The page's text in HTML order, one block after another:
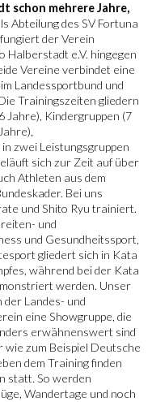
schon mehrere Jahre,
Abteilung des SV Fortuna
der Verein
Halberstadt e.V. hingegen
Vereine verbindet eine
Landessportbund und
Trainingszeiten gliedern
Jahre), Kindergruppen (7
zwei Leistungsgruppen
sich zur Zeit auf über
Athleten aus dem
Bei uns
und Shito Ryu trainiert.
und
und Gesundheitssport,
gliedert sich in Kata
während bei der Kata
werden. Unser
Landes- und
eine Showgruppe, die
erwähnenswert sind
zum Beispiel Deutsche
dem Training finden
statt. So werden
Wandertage und noch